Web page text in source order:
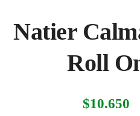
Natier
Roll
$10.650